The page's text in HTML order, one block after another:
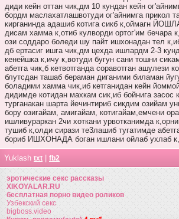
диди кейн оттан чик,дм 10 кундан кейн
бордм маслахатлашвотуди ог'айнимга
кирганинда адашиб котига сикб к,оймагн
дисам хамма к,отиб кулворди ортог'им бечара
ози соддаро боледи шу пайт ишхонадан тел
дб ертасиг ишга чик,дм цехда ишлардм 2-3
кенейшка к,ичу к,вотуди бугун сани тошни
абетга чик,б кетвотганда соравотган ашулези
блутсдан ташаб бераман диганими биламан
боладими хамма чик,иб кетганидан кейн
дидимде котидан махкам сик,иб бойнига засос
турганакан шарта йечинтириб сикдим озийам
бору озигайам, амигайам, котигайам,емчени
ишливураркан 2чи хоткани урвотканимда
тушиб к,олди сирази те3лашиб тугатимде
бориб ИШХОНАДА боган ишлани ойлаб ухлаб
Yuklash txt | fb2
эротические секс рассказы
XIKOYALAR.RU
бесплатная порно видео роликов
Узбекский секс
bigboss.video